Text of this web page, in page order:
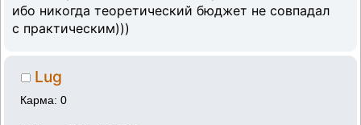
ибо никогда теоретический бюджет не совпадал
с практическим)))
Lug
Карма: 0